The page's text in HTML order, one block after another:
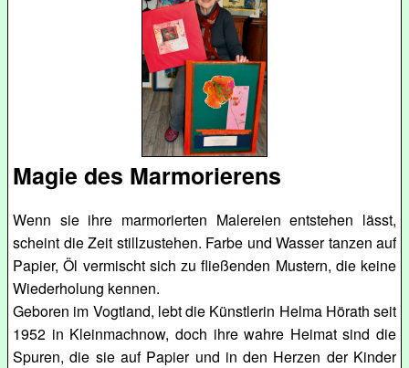
Magie des Marmorierens
Wenn sie ihre marmorierten Malereien entstehen lässt,
scheint die Zeit stillzustehen. Farbe und Wasser tanzen auf
Papier, Öl vermischt sich zu fließenden Mustern, die keine
Wiederholung kennen.
Geboren im Vogtland, lebt die Künstlerin Helma Hörath seit
1952 in Kleinmachnow, doch ihre wahre Heimat sind die
Spuren, die sie auf Papier und in den Herzen der Kinder